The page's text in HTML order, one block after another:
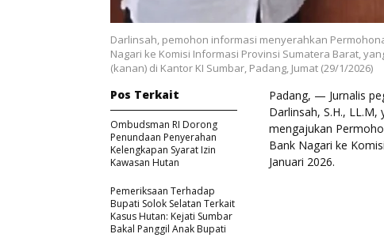
Darlinsah, pemohon informasi menyerahkan
Nagari ke Komisi Informasi Provinsi Sumatera Barat,
(kanan) di Kantor KI Sumbar, Padang, Jumat (29/1/2026)
Padang, — Jurnalis
Darlinsah, S.H.,
mengajukan
Bank Nagari ke
Januari 2026.
Pos Terkait
Ombudsman RI Dorong
Penundaan Penyerahan
Kelengkapan Syarat Izin
Kawasan Hutan
Pemeriksaan Terhadap
Bupati Solok Selatan Terkait
Kasus Hutan: Kejati Sumbar
Bakal Panggil Anak Bupati